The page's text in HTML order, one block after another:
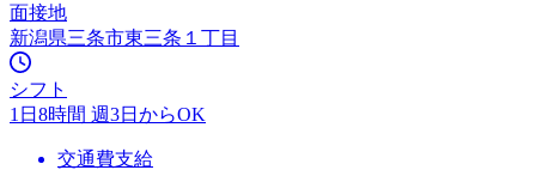
面接地
新潟県三条市東三条１丁目
シフト
1日8時間 週3日からOK
交通費支給